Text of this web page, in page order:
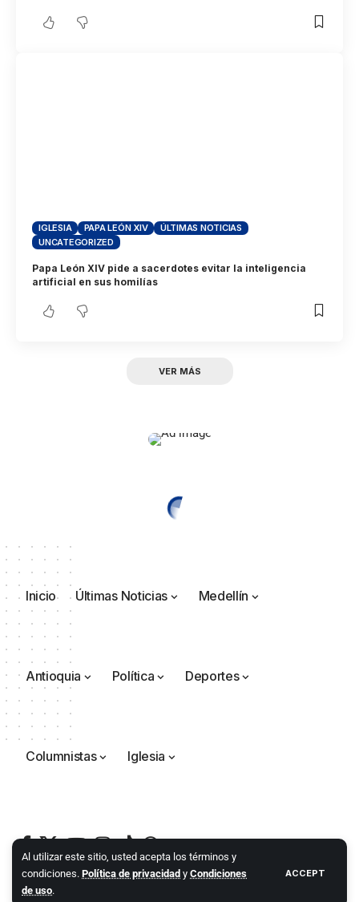
Al utilizar este sitio, usted acepta los términos y
condiciones. Política de privacidad y Condiciones
de uso.
ACCEPT
IGLESIA PAPA LEÓN XIV
ÚLTIMAS NOTICIAS
UNCATEGORIZED
Papa León XIV pide a sacerdotes evitar la inteligencia
artificial en sus homilías
VER MÁS
Inicio Últimas Noticias Medellín
Antioquia Política Deportes
Columnistas Iglesia